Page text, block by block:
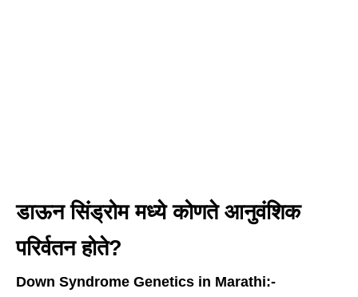
डाऊन सिंड्रोम मध्ये कोणते आनुवंशिक
परिर्वतन होते?
Down Syndrome Genetics in Marathi:-